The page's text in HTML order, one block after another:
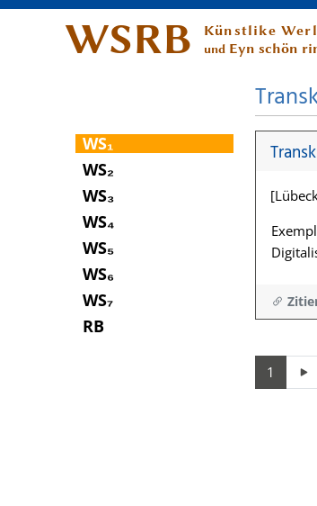
WSRB Künstlike
und Eyn schön
WS₁
WS₂
WS₃
WS₄
WS₅
WS₆
WS₇
RB
1